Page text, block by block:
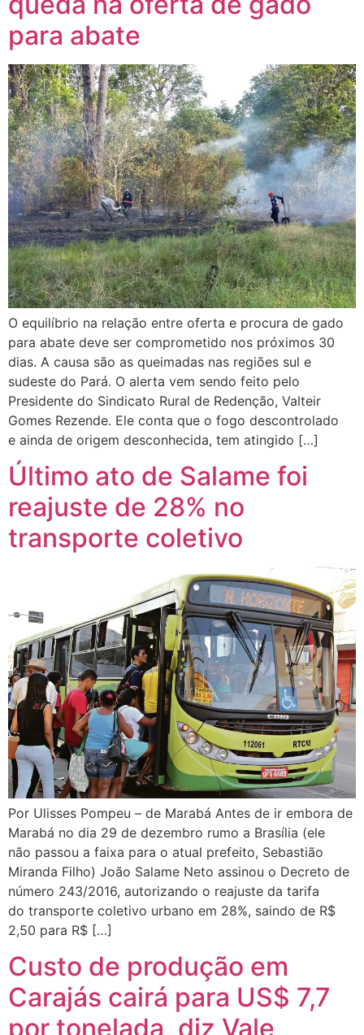
para abate
O equilíbrio na relação entre oferta e procura de gado
para abate deve ser comprometido nos próximos 30
dias. A causa são as queimadas nas regiões sul e
sudeste do Pará. O alerta vem sendo feito pelo
Presidente do Sindicato Rural de Redenção, Valteir
Gomes Rezende. Ele conta que o fogo descontrolado
e ainda de origem desconhecida, tem atingido […]
Último ato de Salame foi
reajuste de 28% no
transporte coletivo
Por Ulisses Pompeu – de Marabá Antes de ir embora de
Marabá no dia 29 de dezembro rumo a Brasília (ele
não passou a faixa para o atual prefeito, Sebastião
Miranda Filho) João Salame Neto assinou o Decreto de
número 243/2016, autorizando o reajuste da tarifa
do transporte coletivo urbano em 28%, saindo de R$
2,50 para R$ […]
Custo de produção em
Carajás cairá para US$ 7,7
por tonelada, diz Vale